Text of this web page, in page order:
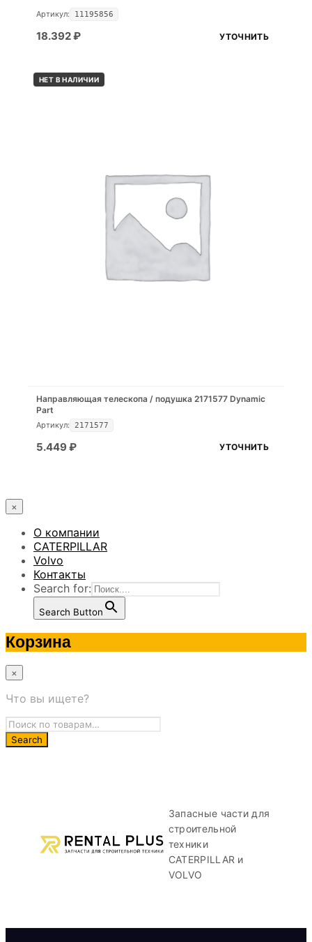
Артикул: 11195856
18.392₽ УТОЧНИТЬ
НЕТ В НАЛИЧИИ
Направляющая телескопа / подушка 2171577 Dynamic
Part
Артикул: 2171577
5.449 ₽ УТОЧНИТЬ
×
О компании
CATERPILLAR
Volvo
Контакты
Search for:
Search Button
Корзина
×
Что вы ищете?
Запасные части для
строительной
техники
CATERPILLAR и
VOLVO